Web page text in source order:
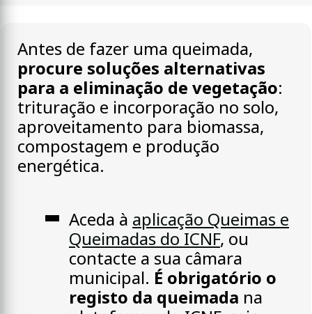
Antes de fazer uma queimada,
procure soluções alternativas
para a eliminação de vegetação:
trituração e incorporação no solo,
aproveitamento para biomassa,
compostagem e produção
energética.
Aceda à aplicação Queimas e
Queimadas do ICNF, ou
contacte a sua câmara
municipal. É obrigatório o
registo da queimada na